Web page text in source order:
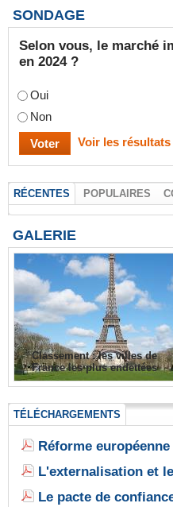
SONDAGE
Selon vous, le marché
en 2024 ?
Oui
Non
Voir les résultats
RÉCENTES POPULAIRES
GALERIE
Classement : les villes de
France les plus endettées
TÉLÉCHARGEMENTS
Réforme
L'externalisation et
Le pacte de